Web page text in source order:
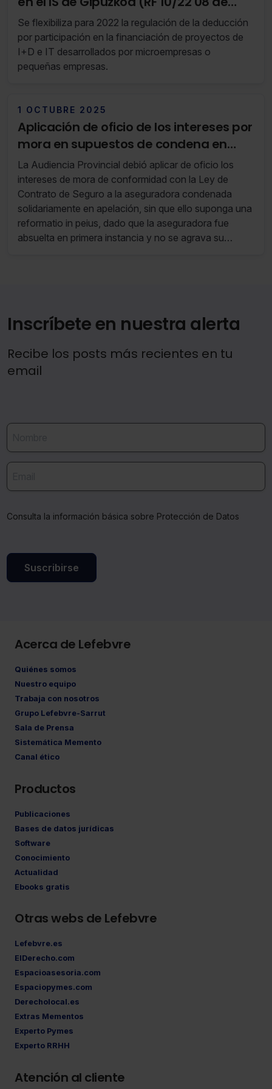
Marzo de 2022 al 14 de Marzo de 2022)
Se flexibiliza para 2022 la regulación de la deducción
por participación en la financiación de proyectos de
I+D e IT desarrollados por microempresas o
pequeñas empresas.
1 OCTUBRE 2025
Aplicación de oficio de los intereses por
mora en supuestos de condena en
apelación a aseguradoras absueltas
en primera instancia
La Audiencia Provincial debió aplicar de oficio los
intereses de mora de conformidad con la Ley de
Contrato de Seguro a la aseguradora condenada
solidariamente en apelación, sin que ello suponga una
reformatio in peius, dado que la aseguradora fue
absuelta en primera instancia y no se agrava su
Inscríbete en nuestra alerta
Recibe los posts más recientes en tu
email
Consulta la información básica sobre Protección de Datos
Suscribirse
Acerca de Lefebvre
Quiénes somos
Nuestro equipo
Trabaja con nosotros
Grupo Lefebvre-Sarrut
Sala de Prensa
Sistemática Memento
Canal ético
Productos
Publicaciones
Bases de datos jurídicas
Software
Conocimiento
Actualidad
Ebooks gratis
Otras webs de Lefebvre
Lefebvre.es
ElDerecho.com
Espacioasesoria.com
Espaciopymes.com
Derecholocal.es
Extras Mementos
Experto Pymes
Experto RRHH
Atención al cliente